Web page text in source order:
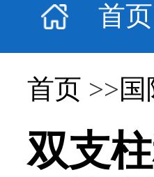
首页
首页 >>
双支